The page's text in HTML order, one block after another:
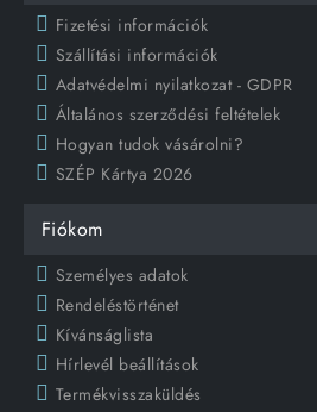
Fizetési információk
Szállítási információk
Adatvédelmi nyilatkozat - GDPR
Általános szerződési feltételek
Hogyan tudok vásárolni?
SZÉP Kártya 2026
Fiókom
Személyes adatok
Rendeléstörténet
Kívánságlista
Hírlevél beállítások
Termékvisszaküldés